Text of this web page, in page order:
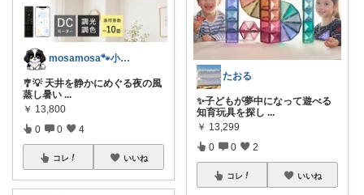
mosamosa🐾小さめバッグの日々✨
🎐💡 天井を静かにめぐる夜の風
蒸し暑い ...
￥ 13,800
0 0 4
コレ いいね
たおる
✨子どもが夢中になって遊べる
知育玩具を探し ...
￥ 13,299
0 0 2
コレ いいね